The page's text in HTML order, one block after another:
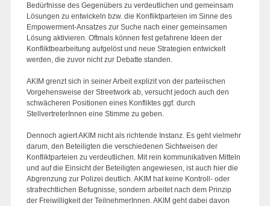
Bedürfnisse des Gegenübers zu verdeutlichen und gemeinsam
Lösungen zu entwickeln bzw. die Konfliktparteien im Sinne des
Empowerment-Ansatzes zur Suche nach einer gemeinsamen
Lösung aktivieren. Oftmals können fest gefahrene Ideen der
Konfliktbearbeitung aufgelöst und neue Strategien entwickelt
werden, die zuvor nicht zur Debatte standen.
AKIM grenzt sich in seiner Arbeit explizit von der parteiischen
Vorgehensweise der Streetwork ab, versucht jedoch auch den
schwächeren Positionen eines Konfliktes ggf. durch
StellvertreterInnen eine Stimme zu geben.
Dennoch agiert AKIM nicht als richtende Instanz. Es geht vielmehr
darum, den Beteiligten die verschiedenen Sichtweisen der
Konfliktparteien zu verdeutlichen. Mit rein kommunikativen Mitteln
und auf die Einsicht der Beteiligten angewiesen, ist auch hier die
Abgrenzung zur Polizei deutlich. AKIM hat keine Kontroll- oder
strafrechtlichen Befugnisse, sondern arbeitet nach dem Prinzip
der Freiwilligkeit der TeilnehmerInnen. AKIM geht dabei davon